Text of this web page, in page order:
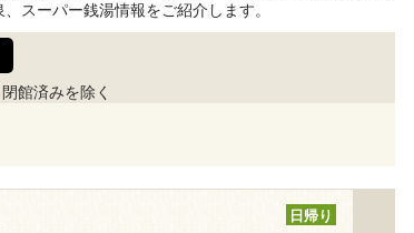
スーパー銭湯情報をご紹介します。
閉館済みを除く
日帰り